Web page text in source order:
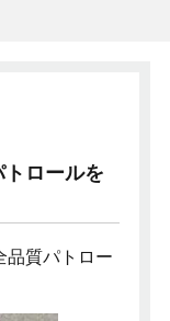
トロールを
質パトロー